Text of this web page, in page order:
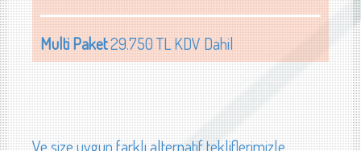
Multi Paket29.750 TL KDV Dahil
Ve size uygun farklı alternatif tekliflerimizle...